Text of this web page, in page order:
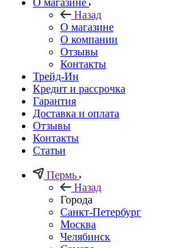
О магазине
Назад
О магазине
О компании
Отзывы
Контакты
Трейд-Ин
Кредит и рассрочка
Гарантия
Доставка и оплата
Отзывы
Контакты
Статьи
Пермь
Назад
Города
Санкт-Петербург
Москва
Челябинск